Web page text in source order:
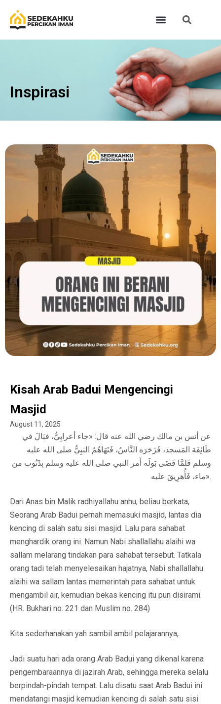
Inspirasi
Kisah Arab Badui Mengencingi
Masjid
August 11, 2025
عن أنس بن مالك رضي الله عنه قال: «جاء أعرابِيُّ، فبَالَ في
طَائِفَة المَسجد، فَزَجَرَه النَّاسُ، فَنَهَاهُمُ النبِيُّ صلى الله عليه
وسلم فَلمَّا قَضَى بَولَه أَمر النبي صلى الله عليه وسلم بِذَنُوب من
ماء، فَأُهرِيقَ عليه».
Dari Anas bin Malik radhiyallahu anhu, beliau berkata,
Seorang Arab Badui pernah memasuki masjid, lantas dia
kencing di salah satu sisi masjid. Lalu para sahabat
menghardik orang ini. Namun Nabi shallallahu alaihi wa
sallam melarang tindakan para sahabat tersebut. Tatkala
orang tadi telah menyelesaikan hajatnya, Nabi shallallahu
alaihi wa sallam lantas memerintah para sahabat untuk
mengambil air, kemudian bekas kencing itu pun disirami.
(HR. Bukhari no. 221 dan Muslim no. 284)
Kita sederhanakan yah sambil ambil pelajarannya,
Jadi suatu hari ada orang Arab Badui yang dikenal karena
pengembaraannya di jazirah Arab, sehingga mereka selalu
berpindah-pindah tempat. Lalu disatu saat Arab Badui ini
mendatangi masjid kemudian kencing di salah satu sisi